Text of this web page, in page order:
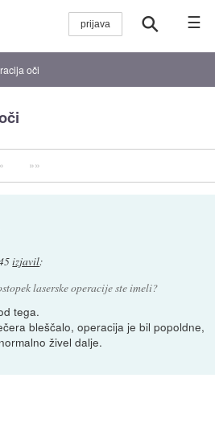
☰
oči
» »»
izjavil:
laserske operacije ste imeli?
tega.
bleščalo, operacija je bil popoldne,
živel dalje.